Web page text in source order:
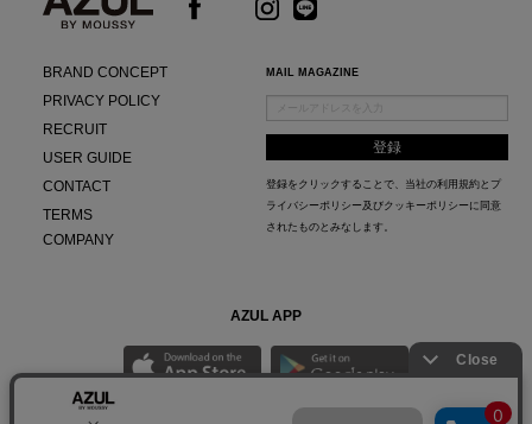
BRAND CONCEPT
PRIVACY POLICY
RECRUIT
USER GUIDE
CONTACT
TERMS
COMPANY
MAIL MAGAZINE
登録をクリックすることで、当社の利用規約と プ
ライバシーポリシー及びクッキーポリシー に同意
されたものとみなします。
AZUL APP